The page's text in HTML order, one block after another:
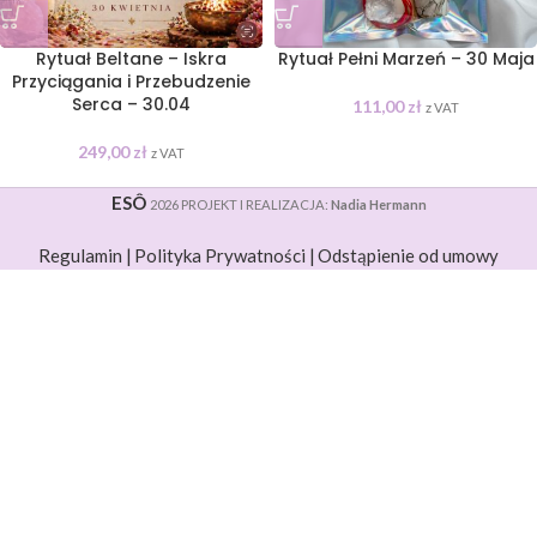
Rytuał Beltane – Iskra
Przyciągania i Przebudzenie
Serca – 30.04
249,00zł z VAT
Rytuał Pełni Marzeń – 30 Maja
111,00zł z VAT
ESÔ 2026 PROJEKT I REALIZACJA: Nadia Hermann
Regulamin | Polityka Prywatności | Odstąpienie od umowy